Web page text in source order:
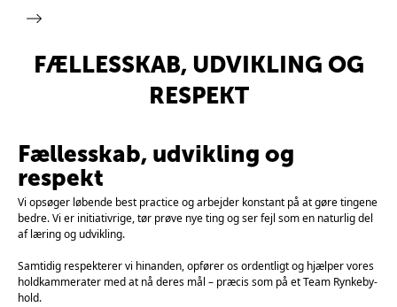
FÆLLESSKAB, UDVIKLING OG
RESPEKT
Fællesskab, udvikling og
respekt
Vi opsøger løbende best practice og arbejder konstant på at gøre tingene
bedre. Vi er initiativrige, tør prøve nye ting og ser fejl som en naturlig del
af læring og udvikling.
Samtidig respekterer vi hinanden, opfører os ordentligt og hjælper vores
holdkammerater med at nå deres mål – præcis som på et Team Rynkeby-
hold.